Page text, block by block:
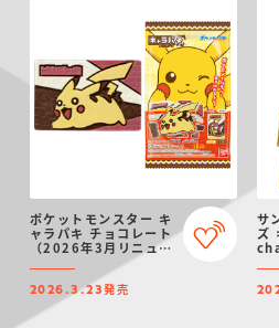
ポケットモンスター キ
ャラパキ チョコレート
（2026年3月リニュー
2026.3.23発売
サ
ズ